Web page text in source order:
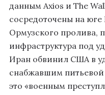
данным Axios и The
сосредоточены на
Ормузского пролива,
инфраструктура под
Иран обвинил США в
снабжавшим питьевой
это «военным